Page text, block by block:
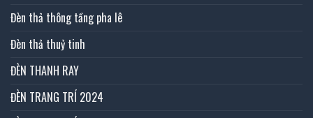
Đèn thả thông tầng pha lê
Đèn thả thuỷ tinh
ĐÈN THANH RAY
ĐÈN TRANG TRÍ 2024